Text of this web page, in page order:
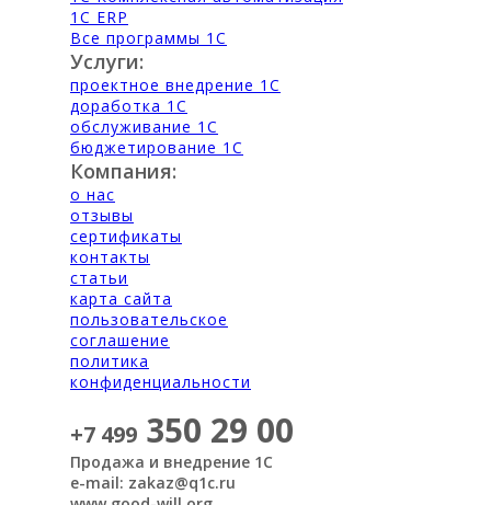
1С ERP
Все программы 1С
Услуги:
проектное внедрение 1С
доработка 1С
обслуживание 1С
бюджетирование 1С
Компания:
о нас
отзывы
сертификаты
контакты
статьи
карта сайта
пользовательское
соглашение
политика
конфиденциальности
+7 499 350 29 00
Продажа и внедрение 1С
e-mail: zakaz@q1c.ru